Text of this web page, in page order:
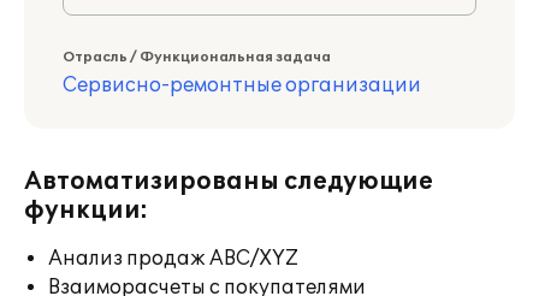
Отрасль / Функциональная задача
Сервисно-ремонтные организации
Автоматизированы следующие
функции:
Анализ продаж ABC/XYZ
Взаиморасчеты с покупателями